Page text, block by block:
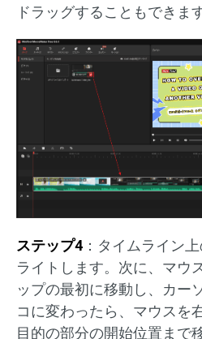
ドラッグすることもできます
ステップ4 ：タイムライン
ライトします。次に、マウ
ップの最初に移動し、カー
コに変わったら、マウスを
目的の部分の開始位置まで